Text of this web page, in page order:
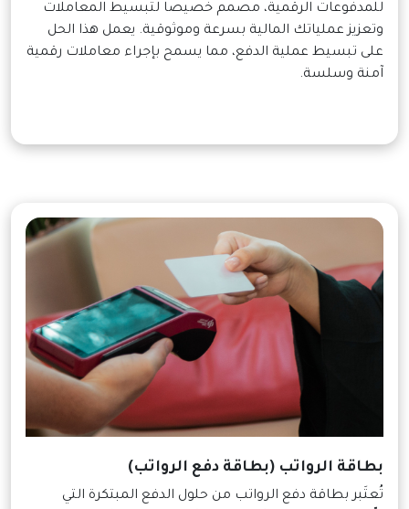
للمدفوعات الرقمية، مصمم خصيصا لتبسيط المعاملات
وتعزيز عملياتك المالية بسرعة وموثوقية. يعمل هذا الحل
على تبسيط عملية الدفع، مما يسمح بإجراء معاملات رقمية
آمنة وسلسة.
بطاقة الرواتب (بطاقة دفع الرواتب)
تُعتَبر بطاقة دفع الرواتب من حلول الدفع المبتكرة التي